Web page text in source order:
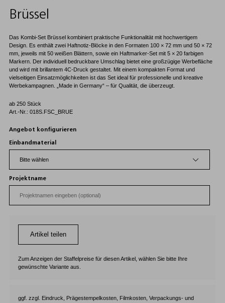
Brüssel
Das Kombi-Set Brüssel kombiniert praktische Funktionalität mit hochwertigem
Design. Es enthält zwei Haftnotiz-Blöcke in den Formaten 100 × 72 mm und 50 × 72
mm, jeweils mit 50 weißen Blättern, sowie ein Haftmarker-Set mit 5 × 20 farbigen
Markern. Der individuell bedruckbare Umschlag bietet eine großzügige Werbefläche
und wird mit brillantem 4C-Druck gestaltet. Mit einem kompakten Format und
vielseitigen Einsatzmöglichkeiten ist das Set ideal für professionelle und kreative
Werbekampagnen. „Made in Germany“ – für Qualität, die überzeugt.
ab 250 Stück
Art.-Nr.: 018S.FSC_BRUE
Angebot konfigurieren
Einbandmaterial
Projektname
Artikel teilen
Zum Anzeigen der Staffelpreise für diesen Artikel, wählen Sie bitte Ihre
gewünschte Variante aus.
ggf. zzgl. Eindruck, Prägestempelkosten, Filmkosten, Verpackungs- und